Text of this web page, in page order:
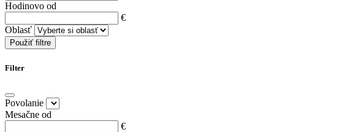
Hodinovo od
€
Oblasť
Použiť filtre
Filter
Povolanie
Mesačne od
€